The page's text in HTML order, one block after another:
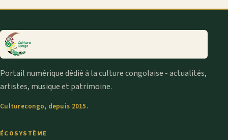
Portail numérique dédié à la culture congolaise - actualités,
artistes, musique et patrimoine.
Culturecongo, depuis 2015.
ÉCOSYSTÈME